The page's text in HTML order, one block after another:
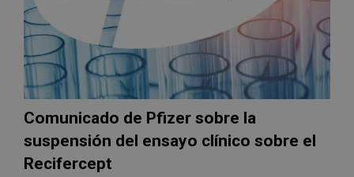
Comunicado de Pfizer sobre la
suspensión del ensayo clínico sobre el
Recifercept